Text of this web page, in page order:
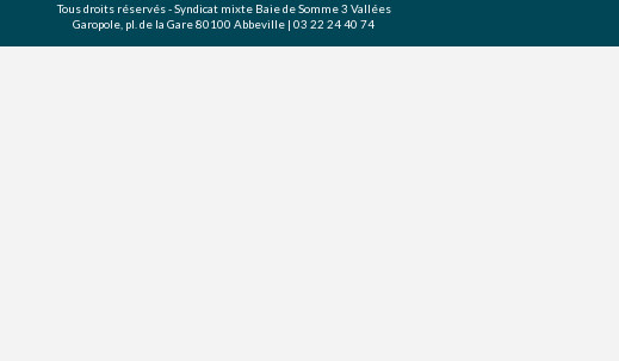
Tous droits réservés - Syndicat mixte Baie de Somme 3 Vallées
Garopole, pl. de la Gare 80100 Abbeville | 03 22 24 40 74